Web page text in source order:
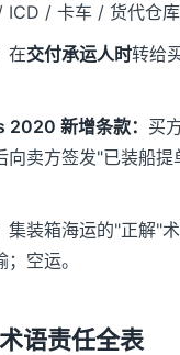
ICD / 卡车 / 货代仓库
在交付承运人时转给
新增条款： 买
向卖方签发"已装船提
集装箱海运的"正解"
空运。
语责任全表